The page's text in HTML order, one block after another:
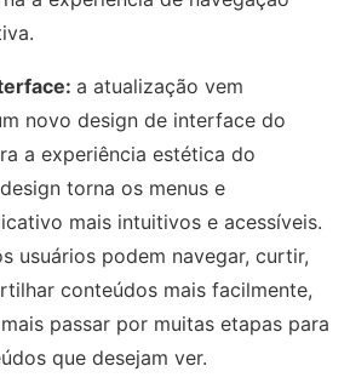
a atualização vem
novo design de interface do
a experiência estética do
torna os menus e
mais intuitivos e acessíveis.
usuários podem navegar, curtir,
conteúdos mais facilmente,
passar por muitas etapas para
que desejam ver.